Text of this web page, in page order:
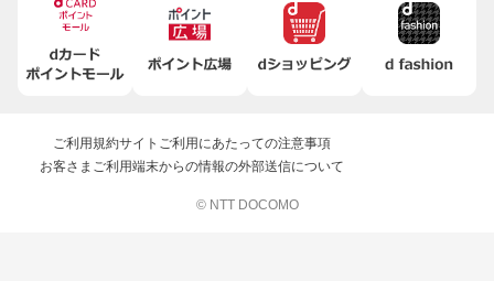
ご利用規約サイトご利用にあたっての注意事項
お客さまご利用端末からの情報の外部送信について
© NTT DOCOMO